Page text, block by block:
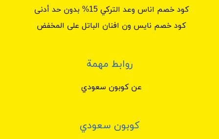
كود خصم اناس وعد التركي 15% بدون حد أدنى
كود خصم نايس ون افنان الباتل على المخفض
روابط مهمة
عن كوبون سعودي
كوبون سعودي